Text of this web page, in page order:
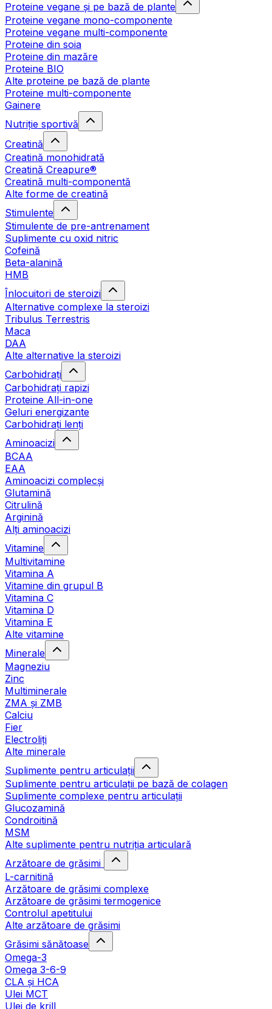
Proteine vegane și pe bază de plante
Proteine vegane mono-componente
Proteine vegane multi-componente
Proteine din soia
Proteine din mazăre
Proteine BIO
Alte proteine pe bază de plante
Proteine multi-componente
Gainere
Nutriție sportivă
Creatină
Creatină monohidrată
Creatină Creapure®
Creatină multi-componentă
Alte forme de creatină
Stimulente
Stimulente de pre-antrenament
Suplimente cu oxid nitric
Cofeină
Beta-alanină
HMB
Înlocuitori de steroizi
Alternative complexe la steroizi
Tribulus Terrestris
Maca
DAA
Alte alternative la steroizi
Carbohidrați
Carbohidrați rapizi
Proteine All-in-one
Geluri energizante
Carbohidrați lenți
Aminoacizi
BCAA
EAA
Aminoacizi complecși
Glutamină
Citrulină
Arginină
Alți aminoacizi
Vitamine
Multivitamine
Vitamina A
Vitamine din grupul B
Vitamina C
Vitamina D
Vitamina E
Alte vitamine
Minerale
Magneziu
Zinc
Multiminerale
ZMA și ZMB
Calciu
Fier
Electroliți
Alte minerale
Suplimente pentru articulații
Suplimente pentru articulații pe bază de colagen
Suplimente complexe pentru articulații
Glucozamină
Condroitină
MSM
Alte suplimente pentru nutriția articulară
Arzătoare de grăsimi
L-carnitină
Arzătoare de grăsimi complexe
Arzătoare de grăsimi termogenice
Controlul apetitului
Alte arzătoare de grăsimi
Grăsimi sănătoase
Omega-3
Omega 3-6-9
CLA şi HCA
Ulei MCT
Ulei de krill